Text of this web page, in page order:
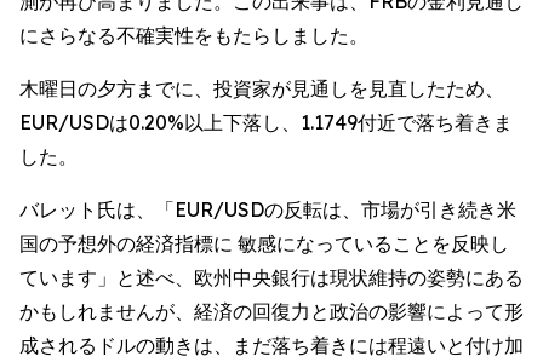
にさらなる不確実性をもたらしました。
木曜日の夕方までに、投資家が見通しを見直したため、
EUR/USDは0.20%以上下落し、1.1749付近で落ち着きま
した。
バレット氏は、「EUR/USDの反転は、市場が引き続き米
国の予想外の経済指標に 敏感になっていることを反映し
ています」と述べ、欧州中央銀行は現状維持の姿勢にある
かもしれませんが、経済の回復力と政治の影響によって形
成されるドルの動きは、まだ落ち着きには程遠いと付け加